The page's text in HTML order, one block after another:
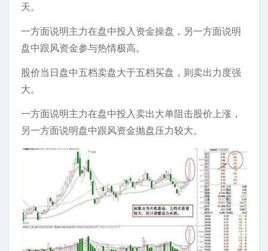
天。
一方面说明主力在盘中投入资金操盘，另一方面说明
盘中跟风资金参与热情极高。
股价当日盘中五档卖盘大于五档买盘，则卖出力度强
大。
一方面说明主力在盘中投入卖出大单阻击股价上涨，
另一方面说明盘中跟风资金抛盘压力较大。